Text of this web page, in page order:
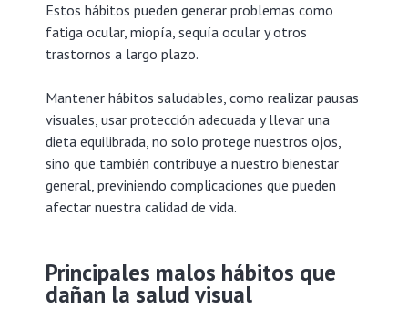
Estos hábitos pueden generar problemas como
fatiga ocular, miopía, sequía ocular y otros
trastornos a largo plazo.
Mantener hábitos saludables, como realizar pausas
visuales, usar protección adecuada y llevar una
dieta equilibrada, no solo protege nuestros ojos,
sino que también contribuye a nuestro bienestar
general, previniendo complicaciones que pueden
afectar nuestra calidad de vida.
Principales malos hábitos que
dañan la salud visual